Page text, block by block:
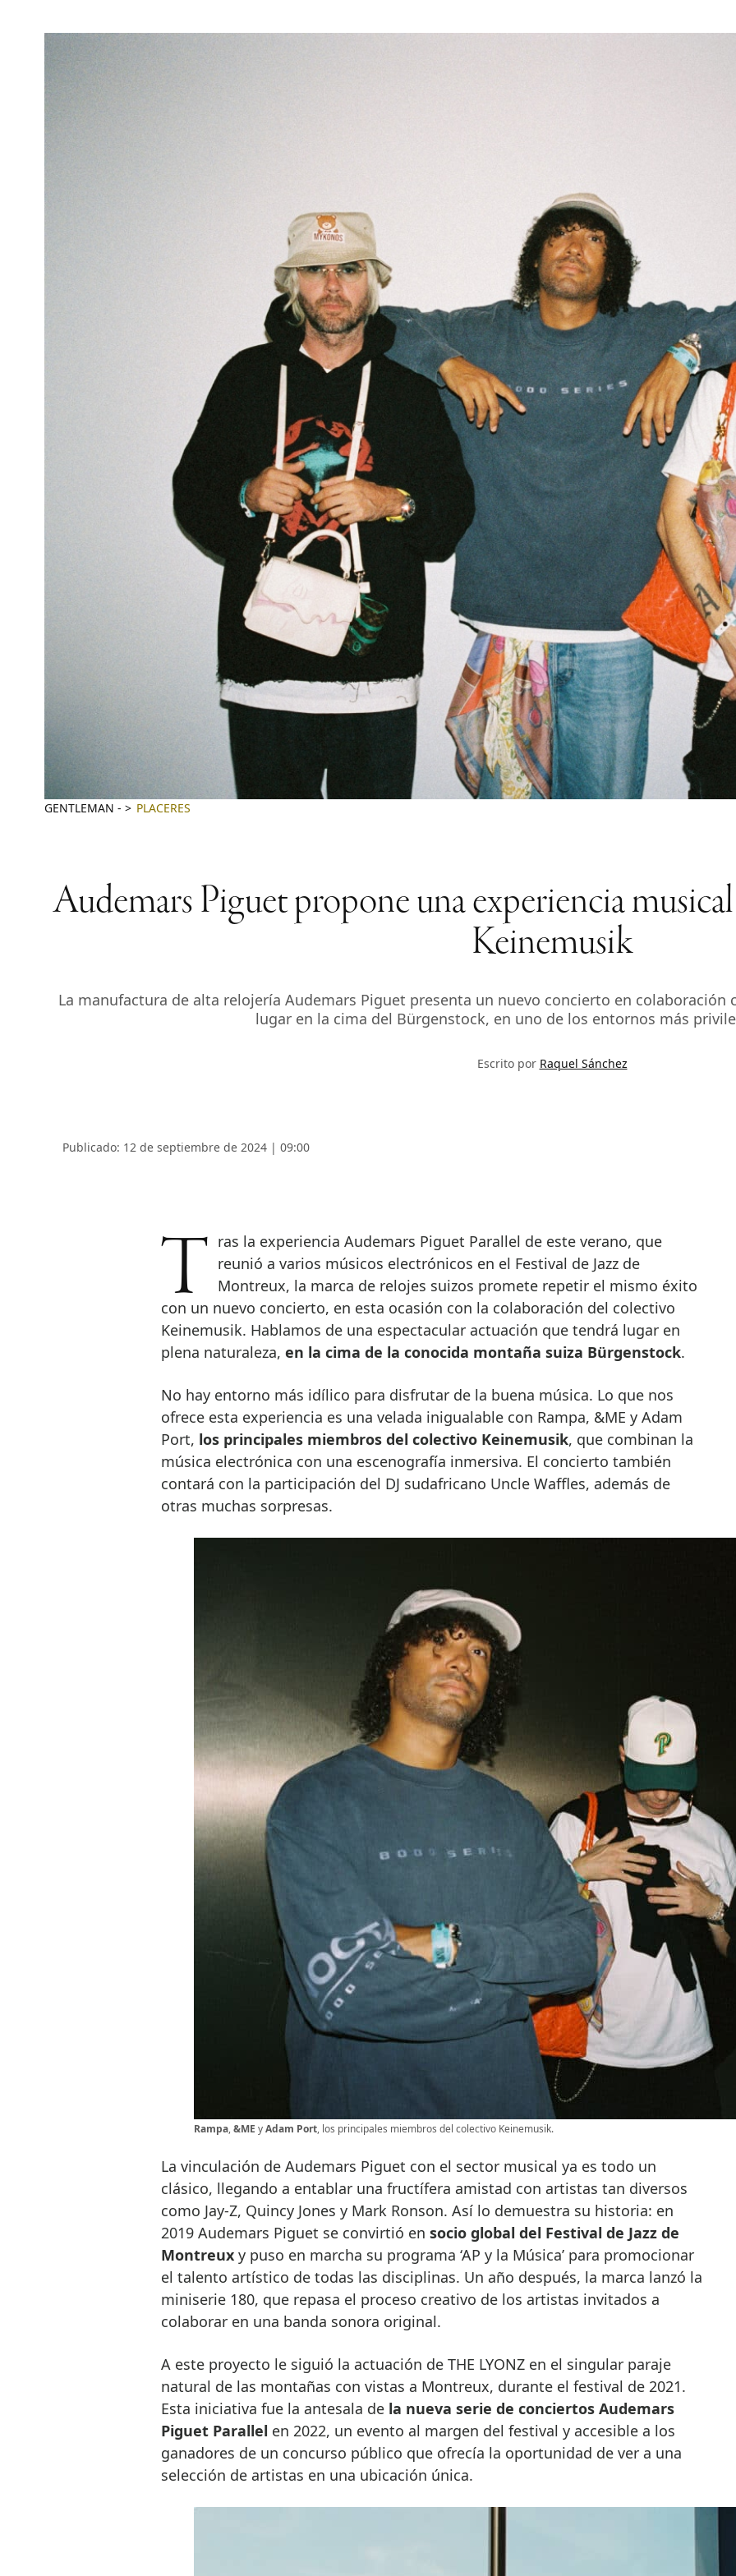
GENTLEMAN - PLACERES
Audemars Piguet propone una experiencia
Keinemusik
La manufactura de alta relojería Audemars Piguet presenta un nuevo concierto en colaboración
lugar en la cima del Bürgenstock, en uno de los entornos más
Escrito por Raquel Sánchez
Publicado: 12 de septiembre de 2024 | 09:00
Tras la experiencia Audemars Piguet Parallel de este verano, que reunió a varios músicos electrónicos en el Festival de Jazz de
Montreux, la marca de relojes suizos promete repetir el mismo éxito
con un nuevo concierto, en esta ocasión con la colaboración del colectivo
Keinemusik. Hablamos de una espectacular actuación que tendrá lugar en
plena naturaleza, en la cima de la conocida montaña suiza Bürgenstock.
No hay entorno más idílico para disfrutar de la buena música. Lo que nos
ofrece esta experiencia es una velada inigualable con Rampa, &ME y Adam
Port, los principales miembros del colectivo Keinemusik, que combinan la
música electrónica con una escenografía inmersiva. El concierto también
contará con la participación del DJ sudafricano Uncle Waffles, además de
otras muchas sorpresas.
Rampa,&ME yAdam Port, los principales miembros del colectivo Keinemusik.
La vinculación de Audemars Piguet con el sector musical ya es todo un
clásico, llegando a entablar una fructífera amistad con artistas tan diversos
como Jay-Z, Quincy Jones y Mark Ronson. Así lo demuestra su historia: en
2019 Audemars Piguet se convirtió en socio global del Festival de Jazz de
Montreuxy puso en marcha su programa ‘AP y la Música’ para promocionar
el talento artístico de todas las disciplinas. Un año después, la marca lanzó la
miniserie 180, que repasa el proceso creativo de los artistas invitados a
colaborar en una banda sonora original.
A este proyecto le siguió la actuación de THE LYONZ en el singular paraje
natural de las montañas con vistas a Montreux, durante el festival de 2021.
Esta iniciativa fue la antesala de la nueva serie de conciertos Audemars
Piguet Parallel en 2022, un evento al margen del festival y accesible a los
ganadores de un concurso público que ofrecía la oportunidad de ver a una
selección de artistas en una ubicación única.